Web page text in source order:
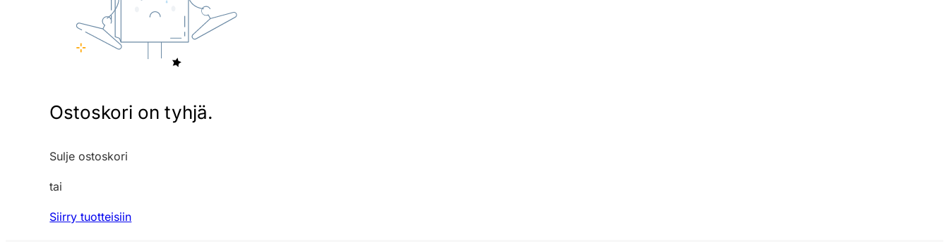
Ostoskori on tyhjä.
Sulje ostoskori
tai
Siirry tuotteisiin